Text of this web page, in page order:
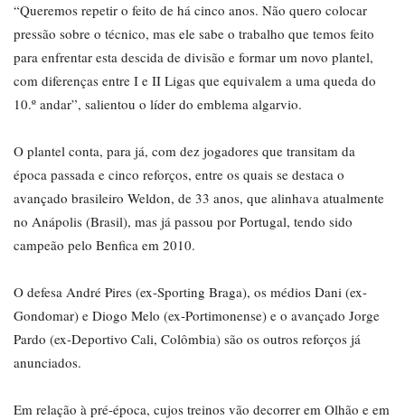
“Queremos repetir o feito de há cinco anos. Não quero colocar
pressão sobre o técnico, mas ele sabe o trabalho que temos feito
para enfrentar esta descida de divisão e formar um novo plantel,
com diferenças entre I e II Ligas que equivalem a uma queda do
10.º andar”, salientou o líder do emblema algarvio.
O plantel conta, para já, com dez jogadores que transitam da
época passada e cinco reforços, entre os quais se destaca o
avançado brasileiro Weldon, de 33 anos, que alinhava atualmente
no Anápolis (Brasil), mas já passou por Portugal, tendo sido
campeão pelo Benfica em 2010.
O defesa André Pires (ex-Sporting Braga), os médios Dani (ex-
Gondomar) e Diogo Melo (ex-Portimonense) e o avançado Jorge
Pardo (ex-Deportivo Cali, Colômbia) são os outros reforços já
anunciados.
Em relação à pré-época, cujos treinos vão decorrer em Olhão e em